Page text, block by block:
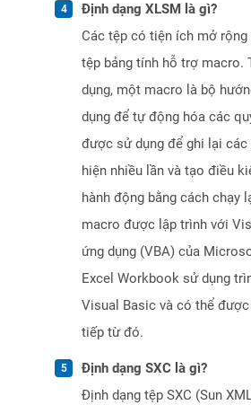
Định dạng XLSM là gì?
Các tệp có tiện ích mở
tệp bảng tính hỗ trợ macro.
dụng, một macro là bộ
dụng để tự động hóa các
được sử dụng để ghi lại
hiện nhiều lần và tạo điều
hành động bằng cách chạy
macro được lập trình với
ứng dụng (VBA) của
Excel Workbook sử dụng
Visual Basic và có thể
tiếp từ đó.
Định dạng SXC là gì?
Định dạng tệp SXC (Sun